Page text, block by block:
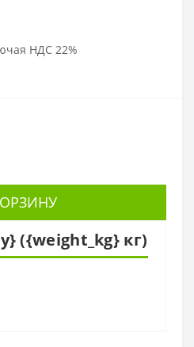
НДС 22%
({weight_kg} кг)